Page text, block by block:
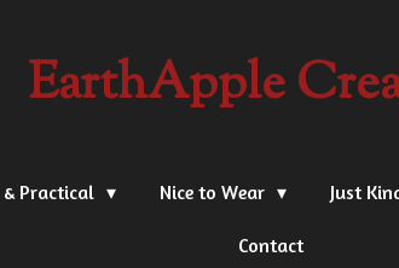
EarthApple
Practical Nice to Wear Just
Contact